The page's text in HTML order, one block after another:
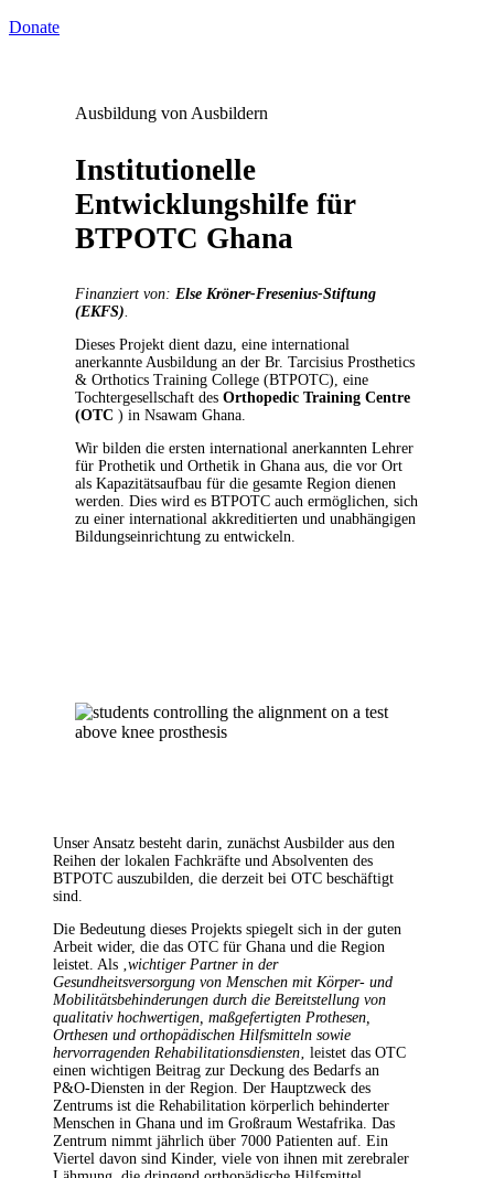
Donate
Ausbildung von Ausbildern
Institutionelle
Entwicklungshilfe für
BTPOTC Ghana
Finanziert von: Else Kröner-Fresenius-Stiftung
(EKFS).
Dieses Projekt dient dazu, eine international
anerkannte Ausbildung an der Br. Tarcisius Prosthetics
& Orthotics Training College (BTPOTC), eine
Tochtergesellschaft des Orthopedic Training Centre
(OTC ) in Nsawam Ghana.
Wir bilden die ersten international anerkannten Lehrer
für Prothetik und Orthetik in Ghana aus, die vor Ort
als Kapazitätsaufbau für die gesamte Region dienen
werden. Dies wird es BTPOTC auch ermöglichen, sich
zu einer international akkreditierten und unabhängigen
Bildungseinrichtung zu entwickeln.
Unser Ansatz besteht darin, zunächst Ausbilder aus den
Reihen der lokalen Fachkräfte und Absolventen des
BTPOTC auszubilden, die derzeit bei OTC beschäftigt
sind.
Die Bedeutung dieses Projekts spiegelt sich in der guten
Arbeit wider, die das OTC für Ghana und die Region
leistet. Als ‚wichtiger Partner in der
Gesundheitsversorgung von Menschen mit Körper- und
Mobilitätsbehinderungen durch die Bereitstellung von
qualitativ hochwertigen, maßgefertigten Prothesen,
Orthesen und orthopädischen Hilfsmitteln sowie
hervorragenden Rehabilitationsdiensten‚ leistet das OTC
einen wichtigen Beitrag zur Deckung des Bedarfs an
P&O-Diensten in der Region. Der Hauptzweck des
Zentrums ist die Rehabilitation körperlich behinderter
Menschen in Ghana und im Großraum Westafrika. Das
Zentrum nimmt jährlich über 7000 Patienten auf. Ein
Viertel davon sind Kinder, viele von ihnen mit zerebraler